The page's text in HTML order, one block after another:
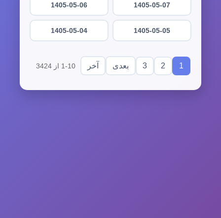
1405-05-07
1405-05-06
1405-05-05
1405-05-04
1
2
3 بعدی آخر 1-10 از 3424